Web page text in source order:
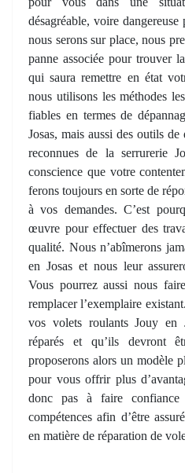
désagréable, voire
nous serons sur place, nous
panne associée pour trouver
qui saura remettre en état
nous utilisons les méthodes
fiables en termes de
Josas, mais aussi des outils
reconnues de la serrurerie
conscience que votre
ferons toujours en sorte de
à vos demandes. C’est
œuvre pour effectuer des
qualité. Nous n’abîmerons
en Josas et nous leur
Vous pourrez aussi nous
remplacer l’exemplaire
vos volets roulants Jouy en
réparés et qu’ils devront
proposerons alors un modèle
pour vous offrir plus
donc pas à faire
compétences afin d’être
en matière de réparation de